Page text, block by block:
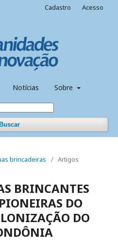
Notícias Sobre
Buscar
Cadastro Acesso
brincadeiras
/ Artigos
BRINCANTES
DO
DO